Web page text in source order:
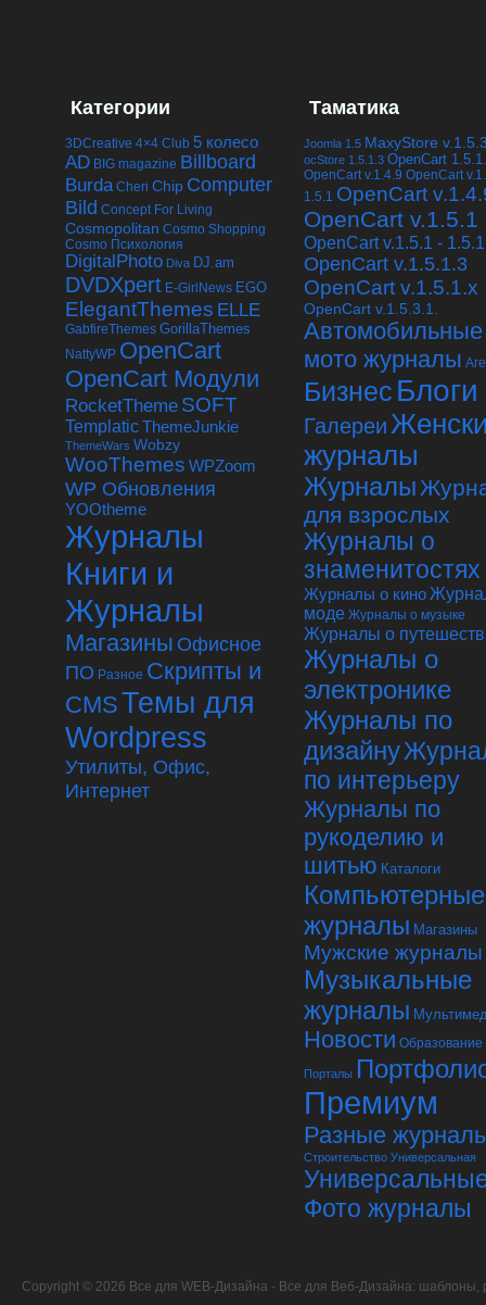
Категории
3DCreative 4×4 Club 5 колесо
AD BIG magazine Billboard
Burda Cheri Chip Computer
Bild Concept For Living
Cosmopolitan Cosmo Shopping
Cosmo Психология
DigitalPhoto Diva DJ.am
DVDXpert E-GirlNews EGO
ElegantThemes ELLE
GabfireThemes GorillaThemes
NattyWP OpenCart
OpenCart Модули
RocketTheme SOFT
TemplaticThemeJunkie
ThemeWars Wobzy
WooThemes WPZoom
WP Обновления
YOOtheme
Журналы
Книги и
Журналы
Магазины Офисное
ПО Разное Скрипты и
CMSТемы для
Wordpress
Утилиты, Офис,
Интернет
Таматика
Joomla 1.5 MaxyStore
ocStore 1.5.1.3 OpenCart
OpenCart v.1.4.9 OpenCart
1.5.1 OpenCart
OpenCart v.1.5.1
OpenCart v.1.5.1 -
OpenCart v.1.5.1.3
OpenCart v.1.5.1.x
OpenCart v.1.5.3.1.
мото журналы
Бизнес Блоги
Галереи
журналы
Журналы
для взрослых
Журналы о
знаменитостях
Журналы о кино
моде Журналы о музыке
Журналы о
Журналы о
электронике
Журналы по
дизайну
по интерьеру
Журналы по
рукоделию и
шитью Каталоги
Компьютерные
журналы Магазины
Мужские журналы
Музыкальные
журналы
Новости Образование
Порталы
Премиум
Разные
Строительство Универсальная
Фото журналы
Copyright © 2026 Все для WEB-Дизайна- Все для Веб-Дизайна: шаблоны,